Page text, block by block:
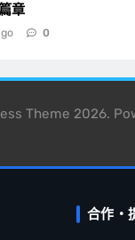
章
0
Theme 2026.
合作・